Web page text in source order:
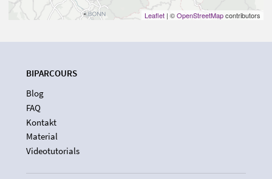
Leaflet | ©OpenStreetMapcontributors
BIPARCOURS
Blog
FAQ
Kontakt
Material
Videotutorials